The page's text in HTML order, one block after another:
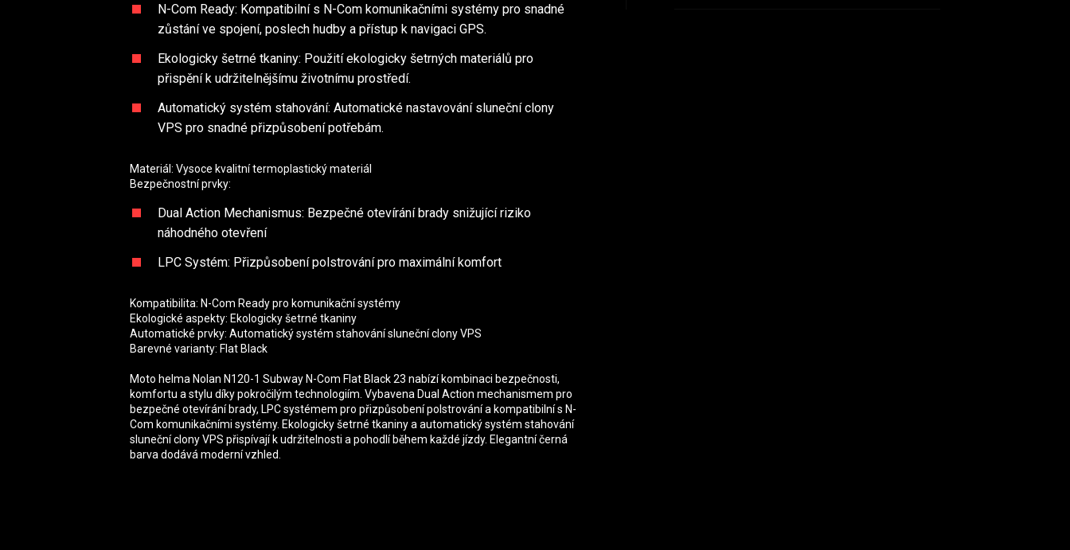
N-Com Ready: Kompatibilní s N-Com komunikačními systémy pro snadné
zůstání ve spojení, poslech hudby a přístup k navigaci GPS.
Ekologicky šetrné tkaniny: Použití ekologicky šetrných materiálů pro
přispění k udržitelnějšímu životnímu prostředí.
Automatický systém stahování: Automatické nastavování sluneční clony
VPS pro snadné přizpůsobení potřebám.
Materiál: Vysoce kvalitní termoplastický materiál
Bezpečnostní prvky:
Dual Action Mechanismus: Bezpečné otevírání brady snižující riziko
náhodného otevření
LPC Systém: Přizpůsobení polstrování pro maximální komfort
Kompatibilita: N-Com Ready pro komunikační systémy
Ekologické aspekty: Ekologicky šetrné tkaniny
Automatické prvky: Automatický systém stahování sluneční clony VPS
Barevné varianty: Flat Black
Moto helma Nolan N120-1 Subway N-Com Flat Black 23 nabízí kombinaci bezpečnosti,
komfortu a stylu díky pokročilým technologiím. Vybavena Dual Action mechanismem pro
bezpečné otevírání brady, LPC systémem pro přizpůsobení polstrování a kompatibilní s N-
Com komunikačními systémy. Ekologicky šetrné tkaniny a automatický systém stahování
sluneční clony VPS přispívají k udržitelnosti a pohodlí během každé jízdy. Elegantní černá
barva dodává moderní vzhled.